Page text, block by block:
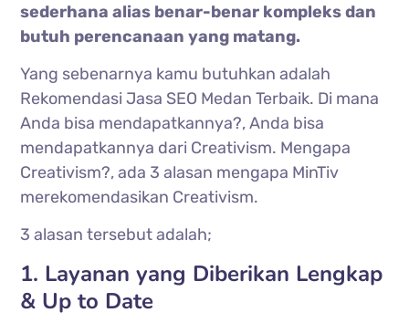
sederhana alias benar-benar kompleks dan
butuh perencanaan yang matang.
Yang sebenarnya kamu butuhkan adalah
Rekomendasi Jasa SEO Medan Terbaik. Di mana
Anda bisa mendapatkannya?, Anda bisa
mendapatkannya dari Creativism. Mengapa
Creativism?, ada 3 alasan mengapa MinTiv
merekomendasikan Creativism.
3 alasan tersebut adalah;
1. Layanan yang Diberikan Lengkap
& Up to Date